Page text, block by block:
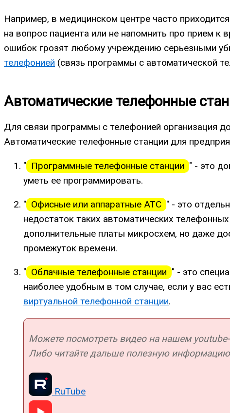
Например, в медицинском центре часто
на вопрос пациента или не напомнить про прием к
ошибок грозят любому учреждению серьезными
телефонией (связь программы с автоматической
Автоматические телефонные
Для связи программы с телефонией организация
Автоматические телефонные станции для
" Программные телефонные станции " - это
уметь ее программировать.
" Офисные или аппаратные АТС " - это
недостаток таких автоматических
дополнительные платы микросхем, но даже
промежуток времени.
" Облачные телефонные станции " - это
наиболее удобным в том случае, если у вас
виртуальной телефонной станции.
Можете посмотреть видео на нашем youtube-
Либо читайте дальше полезную
RuTube